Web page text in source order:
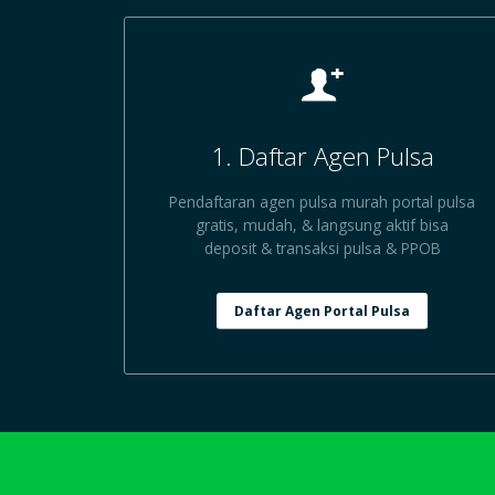
1. Daftar Agen Pulsa
Pendaftaran agen pulsa murah portal pulsa
gratis, mudah, & langsung aktif bisa
deposit & transaksi pulsa & PPOB
Daftar Agen Portal Pulsa